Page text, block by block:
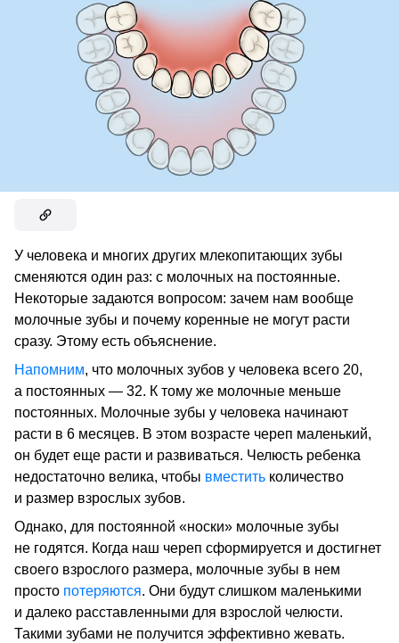
У человека и многих других млекопитающих зубы
сменяются один раз: с молочных на постоянные.
Некоторые задаются вопросом: зачем нам вообще
молочные зубы и почему коренные не могут расти
сразу. Этому есть объяснение.
Напомним, что молочных зубов у человека всего 20,
а постоянных — 32. К тому же молочные меньше
постоянных. Молочные зубы у человека начинают
расти в 6 месяцев. В этом возрасте череп маленький,
он будет еще расти и развиваться. Челюсть ребенка
недостаточно велика, чтобы вместить количество
и размер взрослых зубов.
Однако, для постоянной «носки» молочные зубы
не годятся. Когда наш череп сформируется и достигнет
своего взрослого размера, молочные зубы в нем
просто потеряются. Они будут слишком маленькими
и далеко расставленными для взрослой челюсти.
Такими зубами не получится эффективно жевать.